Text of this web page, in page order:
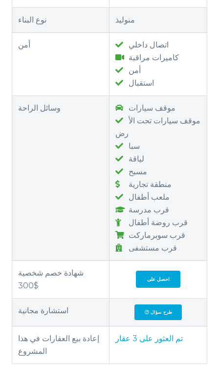
نوع البناء منوليذ
أمن
اتصال داخلي
كاميرات مراقبة
أمن
استقبال
وسائل الراحة
موقف سيارات
رض
سبا
لياقة
مسبح
منطقة تجارية
ملعب أطفال
قرب مدرسة
قرب روضة أطفال
قرب سوبرماركت
قرب مستشفى
شهادة خصم شخصية
300$
احصل على
استشارة مجانية طرح سؤال
إعادة بيع العقارات في هذا
المشروع
تم العثور على 3 عقار